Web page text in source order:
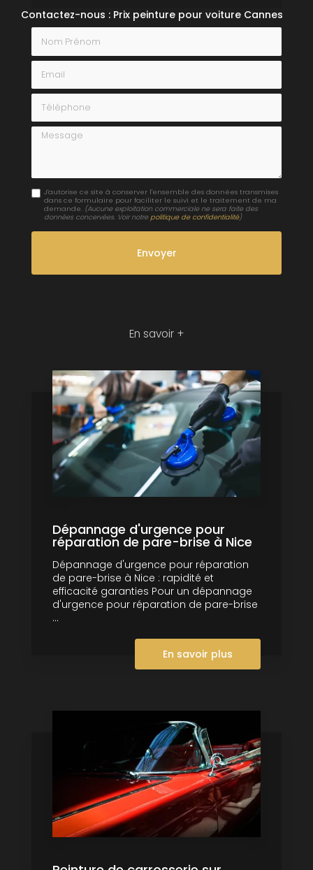
Contactez-nous : Prix peinture pour voiture Cannes
Nom Prénom
Email
Téléphone
Message
J'autorise ce site à conserver l'ensemble des données transmises
dans ce formulaire pour faciliter le suivi et le traitement de ma
demande. (Aucune exploitation commerciale ne sera faite des
données concervées. Voir notre politique de confidentialité)
En savoir +
Dépannage d'urgence pour
réparation de pare-brise à Nice
Dépannage d'urgence pour réparation
de pare-brise à Nice : rapidité et
efficacité garanties Pour un dépannage
d'urgence pour réparation de pare-brise
...
En savoir plus